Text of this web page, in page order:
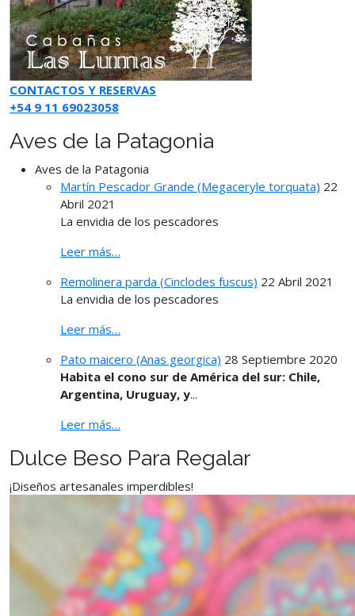
CONTACTOS Y RESERVAS
+54 9 11 69023058
Aves de la Patagonia
Aves de la Patagonia
Martín Pescador Grande (Megaceryle torquata) 22
Abril 2021
La envidia de los pescadores
Leer más…
Remolinera parda (Cinclodes fuscus) 22 Abril 2021
La envidia de los pescadores
Leer más…
Pato maicero (Anas georgica) 28 Septiembre 2020
Habita el cono sur de América del sur: Chile,
Argentina, Uruguay, y...
Leer más…
Dulce Beso Para Regalar
¡Diseños artesanales imperdibles!